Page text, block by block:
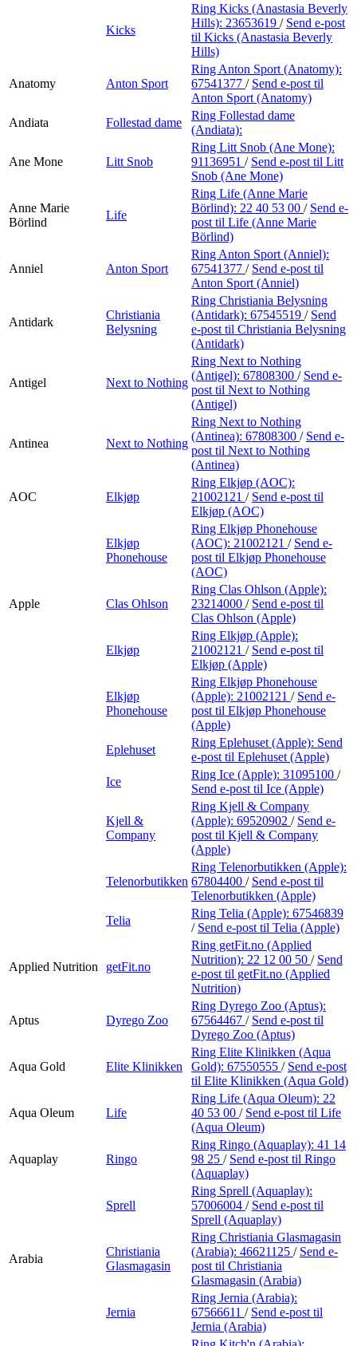
Kicks
Ring Kicks (Anastasia Beverly
Hills): 23653619 / Send e-post
til Kicks (Anastasia Beverly
Hills)
Anatomy Anton Sport
Ring Anton Sport (Anatomy):
67541377 / Send e-post til
Anton Sport (Anatomy)
Andiata
Follestad dame
Ring Follestad dame
(Andiata):
Ane Mone Litt Snob
Ring Litt Snob (Ane Mone):
91136951 / Send e-post til Litt
Snob (Ane Mone)
Anne Marie
Börlind
Life
Ring Life (Anne Marie
Börlind): 22 40 53 00 / Send e-
post til Life (Anne Marie
Börlind)
Anniel Anton Sport
Ring Anton Sport (Anniel):
67541377 / Send e-post til
Anton Sport (Anniel)
Antidark
Christiania
Belysning
Ring Christiania Belysning
(Antidark): 67545519 / Send
e-post til Christiania Belysning
(Antidark)
Antigel Next to Nothing
Ring Next to Nothing
(Antigel): 67808300 / Send e-
post til Next to Nothing
(Antigel)
Antinea Next to Nothing
Ring Next to Nothing
(Antinea): 67808300 / Send e-
post til Next to Nothing
(Antinea)
AOC Elkjøp
Ring Elkjøp (AOC):
21002121 / Send e-post til
Elkjøp (AOC)
Elkjøp
Phonehouse
Ring Elkjøp Phonehouse
(AOC): 21002121 / Send e-
post til Elkjøp Phonehouse
(AOC)
Apple Clas Ohlson
Ring Clas Ohlson (Apple):
23214000 / Send e-post til
Clas Ohlson (Apple)
Elkjøp
Ring Elkjøp (Apple):
21002121 / Send e-post til
Elkjøp (Apple)
Elkjøp
Phonehouse
Ring Elkjøp Phonehouse
(Apple): 21002121 / Send e-
post til Elkjøp Phonehouse
(Apple)
Eplehuset
Ring Eplehuset (Apple): Send
e-post til Eplehuset (Apple)
Ice
Ring Ice (Apple): 31095100 /
Send e-post til Ice (Apple)
Kjell &
Company
Ring Kjell & Company
(Apple): 69520902 / Send e-
post til Kjell & Company
(Apple)
Telenorbutikken
Ring Telenorbutikken (Apple):
67804400 / Send e-post til
Telenorbutikken (Apple)
Telia
Ring Telia (Apple): 67546839
/ Send e-post til Telia (Apple)
Applied Nutrition getFit.no
Ring getFit.no (Applied
Nutrition): 22 12 00 50 / Send
e-post til getFit.no (Applied
Nutrition)
Aptus Dyrego Zoo
Ring Dyrego Zoo (Aptus):
67564467 / Send e-post til
Dyrego Zoo (Aptus)
Aqua Gold Elite Klinikken
Ring Elite Klinikken (Aqua
Gold): 67550555 / Send e-post
til Elite Klinikken (Aqua Gold)
Aqua Oleum Life
Ring Life (Aqua Oleum): 22
40 53 00 / Send e-post til Life
(Aqua Oleum)
Aquaplay Ringo
Ring Ringo (Aquaplay): 41 14
98 25 / Send e-post til Ringo
(Aquaplay)
Sprell
Ring Sprell (Aquaplay):
57006004 / Send e-post til
Sprell (Aquaplay)
Arabia
Christiania
Glasmagasin
Ring Christiania Glasmagasin
(Arabia): 46621125 / Send e-
post til Christiania
Glasmagasin (Arabia)
Jernia
Ring Jernia (Arabia):
67566611 / Send e-post til
Jernia (Arabia)